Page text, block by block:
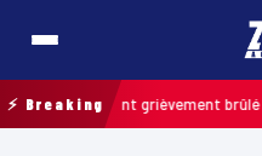
⚡ Breaking
enfant grièvement brûlé après